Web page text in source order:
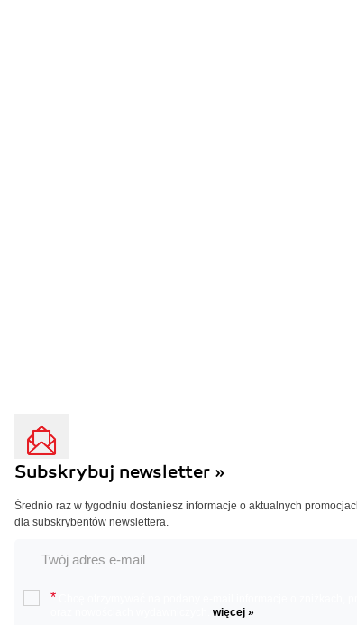
Subskrybuj newsletter »
Średnio raz w tygodniu dostaniesz informacje o aktualnych
dla subskrybentów newslettera.
*
więcej »